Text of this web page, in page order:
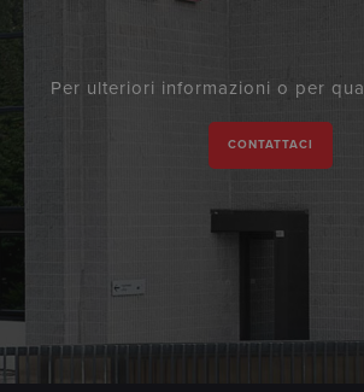
Per ulteriori informazioni o per
CONTATTACI